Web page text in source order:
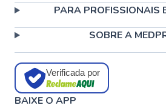
PARA PROFISSIONAIS
SOBRE A
Verificada por
BAIXE O APP